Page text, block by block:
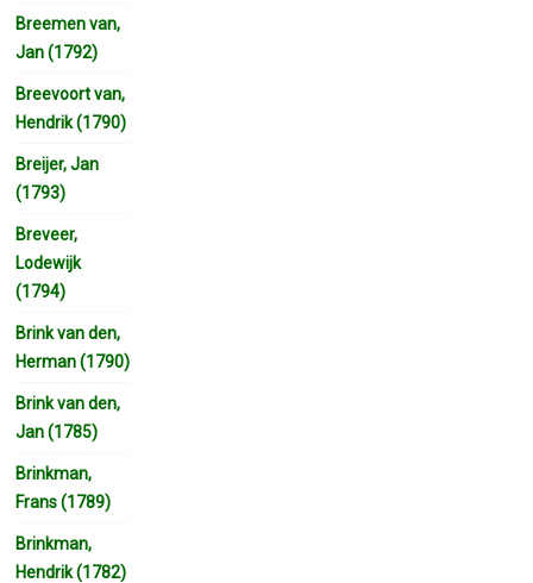
Breemen van,
Jan (1792)
Breevoort van,
Hendrik (1790)
Breijer, Jan
(1793)
Breveer,
Lodewijk
(1794)
Brink van den,
Herman (1790)
Brink van den,
Jan (1785)
Brinkman,
Frans (1789)
Brinkman,
Hendrik (1782)